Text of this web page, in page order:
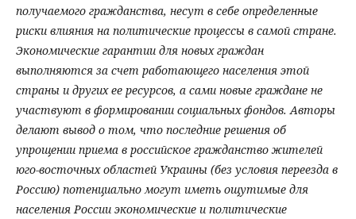
получаемого гражданства, несут в себе определенные
риски влияния на политические процессы в самой стране.
Экономические гарантии для новых граждан
выполняются за счет работающего населения этой
страны и других ее ресурсов, а сами новые граждане не
участвуют в формировании социальных фондов. Авторы
делают вывод о том, что последние решения об
упрощении приема в российское гражданство жителей
юго-восточных областей Украины (без условия переезда в
Россию) потенциально могут иметь ощутимые для
населения России экономические и политические